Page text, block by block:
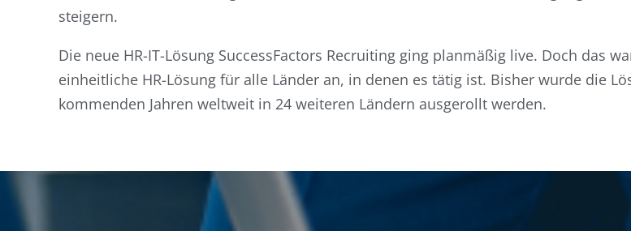
steigern.
Die neue HR-IT-Lösung SuccessFactors Recruiting ging planmäßig live. Doch das
einheitliche HR-Lösung für alle Länder an, in denen es tätig ist. Bisher wurde die
kommenden Jahren weltweit in 24 weiteren Ländern ausgerollt werden.